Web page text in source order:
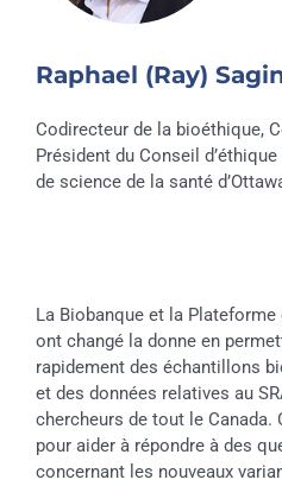
Raphael (Ray)
Codirecteur de la bioéthique,
Président du Conseil
de science de la santé
La Biobanque et la Plateforme
ont changé la donne en
rapidement des échantillons
et des données relatives au
chercheurs de tout le
pour aider à répondre à des
concernant les nouveaux